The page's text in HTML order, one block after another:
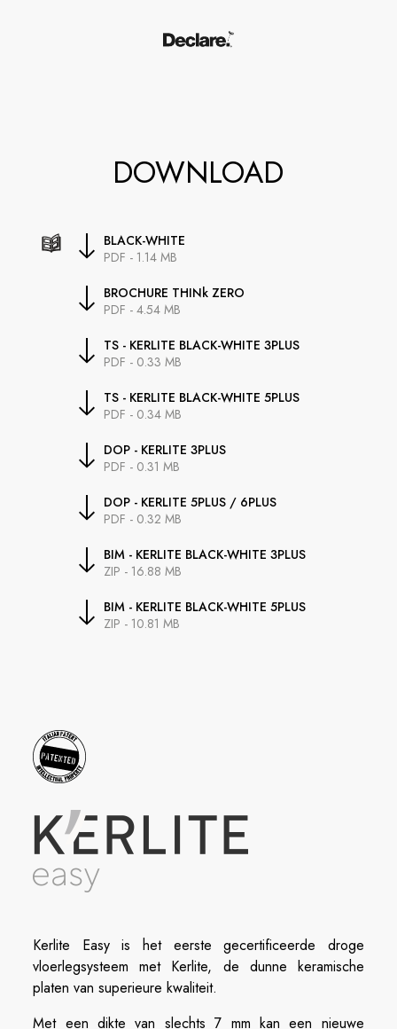
DOWNLOAD
BLACK-WHITE
PDF - 1.14 MB
BROCHURE THINk ZERO
PDF - 4.54 MB
TS - KERLITE BLACK-WHITE 3PLUS
PDF - 0.33 MB
TS - KERLITE BLACK-WHITE 5PLUS
PDF - 0.34 MB
DOP - KERLITE 3PLUS
PDF - 0.31 MB
DOP - KERLITE 5PLUS / 6PLUS
PDF - 0.32 MB
BIM - KERLITE BLACK-WHITE 3PLUS
ZIP - 16.88 MB
BIM - KERLITE BLACK-WHITE 5PLUS
ZIP - 10.81 MB
Kerlite Easy is het eerste gecertificeerde droge
vloerlegsysteem met Kerlite, de dunne keramische
platen van superieure kwaliteit.
Met een dikte van slechts 7 mm kan een nieuwe